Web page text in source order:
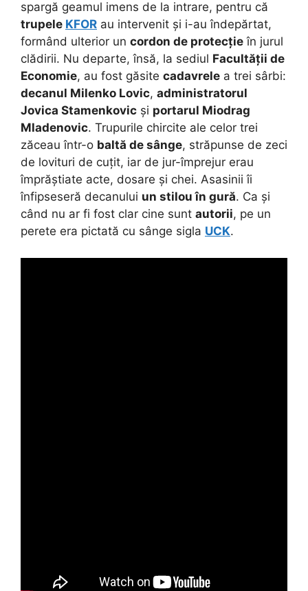
spargă geamul imens de la intrare, pentru că
trupele KFOR au intervenit și i-au îndepărtat,
formând ulterior un cordon de protecție în jurul
clădirii. Nu departe, însă, la sediul Facultății de
Economie, au fost găsite cadavrele a trei sârbi:
decanul Milenko Lovic, administratorul
Jovica Stamenkovic și portarul Miodrag
Mladenovic. Trupurile chircite ale celor trei
zăceau într-o baltă de sânge, străpunse de zeci
de lovituri de cuțit, iar de jur-împrejur erau
împrăștiate acte, dosare și chei. Asasinii îi
înfipseseră decanului un stilou în gură. Ca și
când nu ar fi fost clar cine sunt autorii, pe un
perete era pictată cu sânge sigla UCK.